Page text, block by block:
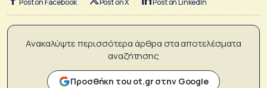
Ανακαλύψτε περισσότερα άρθρα στα αποτελέσματα
αναζήτησης
Προσθήκη του ot.gr στην Google